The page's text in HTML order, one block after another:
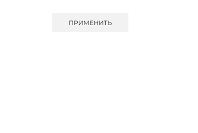
ПРИМЕНИТЬ